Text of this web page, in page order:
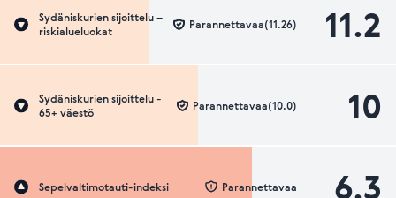
Sydäniskurien sijoittelu –
riskialueluokat
11.2
Parannettavaa(11.26)
Sydäniskurien sijoittelu -
65+ väestö
10
Parannettavaa(10.0)
Sepelvaltimotauti-indeksi 6.3
Parannettavaa